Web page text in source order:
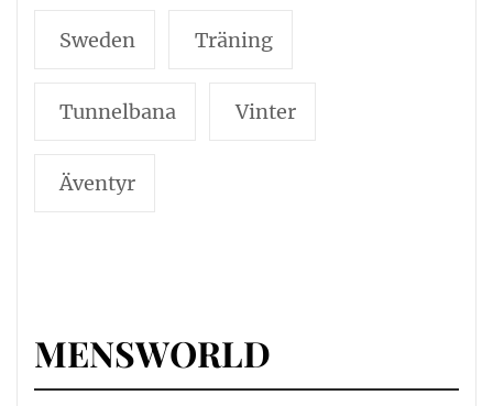
Sweden Träning
Tunnelbana Vinter
Äventyr
MENSWORLD